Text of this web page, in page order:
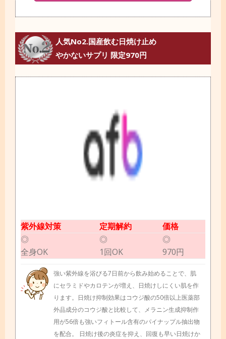
人気No2.国産飲む日焼け止め
やかないサプリ 限定970円
紫外線対策 定期解約
価格
◎
全身OK
◎
1回OK
◎
970円
強い紫外線を浴びる7日前から飲み始めることで、肌
にセラミドやカロテンが増え、日焼けしにくい肌を作
ります。日焼け抑制効果はコウジ酸の50倍以上医薬部
外品成分のコウジ酸と比較して、メラニン生成抑制作
用が56倍も強いフィトール含有のパイナップル抽出物
を配合。 日焼け後の炎症を抑え、回復も早い日焼けか